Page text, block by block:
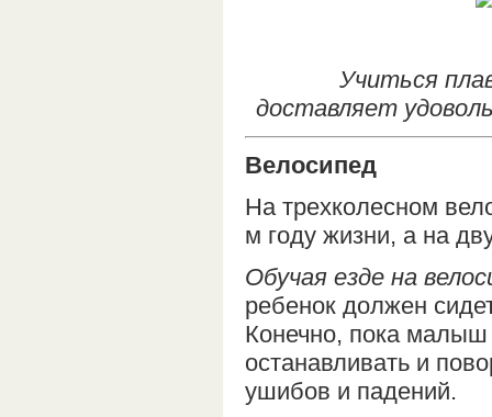
Учиться
доставляет
Велосипед
На трехколесном
м году жизни, а на
Обучая езде на
ребенок должен
Конечно, пока малыш
останавливать и
ушибов и падений.